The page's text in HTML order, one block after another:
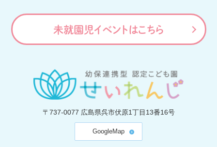
未就園児イベントはこちら
〒737-0077 広島県呉市伏原1丁目13番16号
GoogleMap